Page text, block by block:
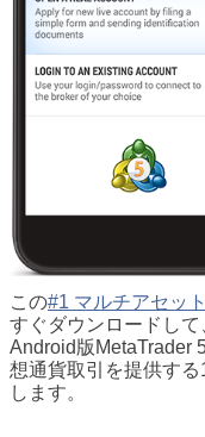
この#1 マルチアセッ
すぐダウンロードして
Android版MetaTrader
想通貨取引を提供す
します。